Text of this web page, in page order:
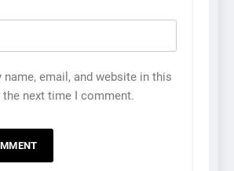
name, email, and website in this
next time I comment.